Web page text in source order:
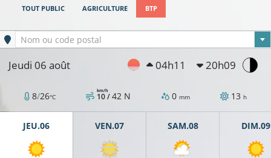
TOUT PUBLIC AGRICULTURE BTP
Ville sélectionnée
Nom ou code postal
Jeudi 06 août 04h11 20h09
8/26°C 10 /
km/h 42 N 0 mm 13 h
JEU.06 VEN.07 SAM.08 DIM.09